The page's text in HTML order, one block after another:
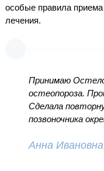
особые правила приема
лечения.
Принимаю
остеопороза.
Сделала
позвоночника
Анна